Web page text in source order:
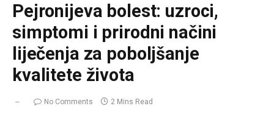
Pejronijeva bolest: uzroci,
simptomi i prirodni načini
liječenja za poboljšanje
kvalitete života
No Comments 2 Mins Read